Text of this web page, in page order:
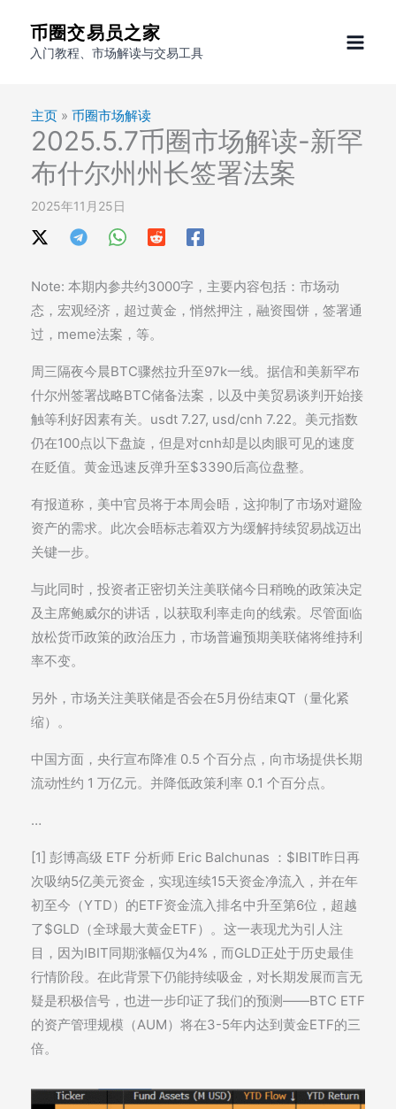
币圈交易员之家
入门教程、市场解读与交易工具
主页 » 币圈市场解读
2025.5.7币圈市场解读-新罕
布什尔州州长签署法案
2025年11月25日
Note: 本期内参共约3000字，主要内容包括：市场动
态，宏观经济，超过黄金，悄然押注，融资囤饼，签署通
过，meme法案，等。
周三隔夜今晨BTC骤然拉升至97k一线。据信和美新罕布
什尔州签署战略BTC储备法案，以及中美贸易谈判开始接
触等利好因素有关。usdt 7.27, usd/cnh 7.22。美元指数
仍在100点以下盘旋，但是对cnh却是以肉眼可见的速度
在贬值。黄金迅速反弹升至$3390后高位盘整。
有报道称，美中官员将于本周会晤，这抑制了市场对避险
资产的需求。此次会晤标志着双方为缓解持续贸易战迈出
关键一步。
与此同时，投资者正密切关注美联储今日稍晚的政策决定
及主席鲍威尔的讲话，以获取利率走向的线索。尽管面临
放松货币政策的政治压力，市场普遍预期美联储将维持利
率不变。
另外，市场关注美联储是否会在5月份结束QT（量化紧
缩）。
中国方面，央行宣布降准 0.5 个百分点，向市场提供长期
流动性约 1 万亿元。并降低政策利率 0.1 个百分点。
…
[1] 彭博高级 ETF 分析师 Eric Balchunas ：$IBIT昨日再
次吸纳5亿美元资金，实现连续15天资金净流入，并在年
初至今（YTD）的ETF资金流入排名中升至第6位，超越
了$GLD（全球最大黄金ETF）。这一表现尤为引人注
目，因为IBIT同期涨幅仅为4%，而GLD正处于历史最佳
行情阶段。在此背景下仍能持续吸金，对长期发展而言无
疑是积极信号，也进一步印证了我们的预测——BTC ETF
的资产管理规模（AUM）将在3-5年内达到黄金ETF的三
倍。